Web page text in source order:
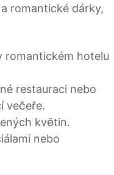
romantické dárky,
romantickém hotelu
restauraci nebo
večeře.
květin.
nebo